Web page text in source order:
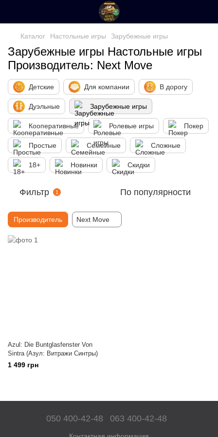
Каталог Настольные игры Зарубежные игры
Зарубежные игры Настольные игры
Производитель: Next Move
Детские Для компании В дорогу
Дуэльные Зарубежные игры
Кооперативные Ролевые игры Покер
Простые Семейные Сложные
18+ Новинки Скидки
Фильтр 1 По популярности
Производитель Next Move
Azul: Die Buntglasfenster Von
Sintra (Азул: Витражи Синтры)
1 499 грн
050 400-42-48 063 400-42-48